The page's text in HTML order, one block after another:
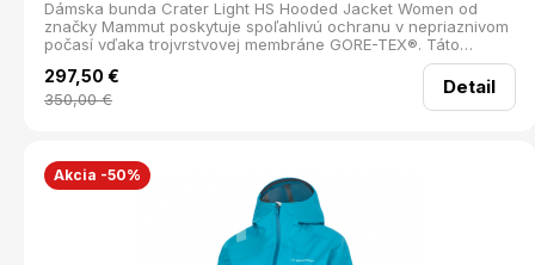
Dámska bunda Crater Light HS Hooded Jacket Women od
značky Mammut poskytuje spoľahlivú ochranu v nepriaznivom
počasí vďaka trojvrstvovej membráne GORE-TEX®. Táto
technická bunda vyrobená z recyklovaného polyesteru je
nepremokavá, vetruodolná a zároveň priedušná, čo z nej robí
ideálneho spoločníka na celoročné outdoorové aktivity.
297,50 €
350,00€
Detail
Akcia -50%